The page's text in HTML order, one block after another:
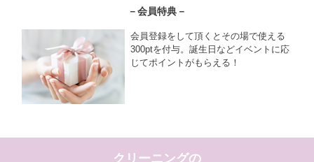
－会員特典－
会員登録をして頂くとその場で使える
300ptを付与。誕生日などイベントに応
じてポイントがもらえる！
クリーニングの